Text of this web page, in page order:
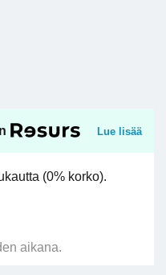
Lue lisää
(0% korko).
aikana.